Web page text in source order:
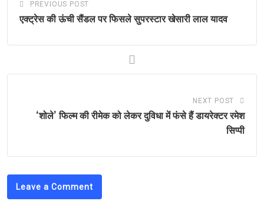
PREVIOUS POST
एक्ट्रेस की ऊंची सैंडल पर फिसले सुपरस्टार खेसारी लाल यादव
NEXT POST
‘शोले’ फिल्म की रीमेक को लेकर दुविधा में फंसे हैं डायरेक्टर रमेश
सिप्पी
Leave a Comment